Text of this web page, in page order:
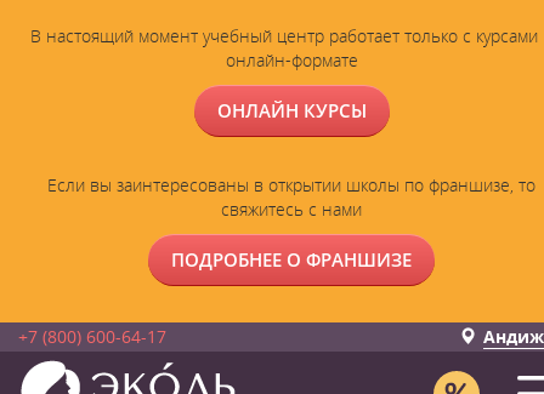
В настоящий момент учебный центр работает только с курсами
онлайн-формате
ОНЛАЙН КУРСЫ
Если вы заинтересованы в открытии школы по франшизе, то
свяжитесь с нами
ПОДРОБНЕЕ О ФРАНШИЗЕ
+7 (800) 600-64-17